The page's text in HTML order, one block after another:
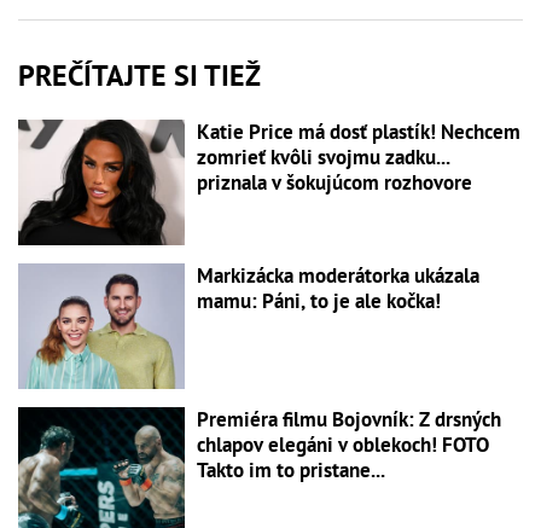
PREČÍTAJTE SI TIEŽ
Katie Price má dosť plastík! Nechcem
zomrieť kvôli svojmu zadku...
priznala v šokujúcom rozhovore
Markizácka moderátorka ukázala
mamu: Páni, to je ale kočka!
Premiéra filmu Bojovník: Z drsných
chlapov elegáni v oblekoch! FOTO
Takto im to pristane...